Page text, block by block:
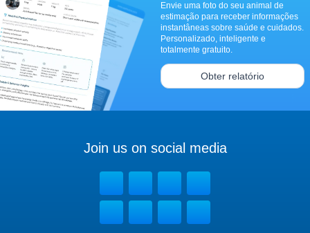
Envie uma foto do seu animal de
estimação para receber informações
instantâneas sobre saúde e cuidados.
Personalizado, inteligente e
totalmente gratuito.
Obter relatório
Join us on social media